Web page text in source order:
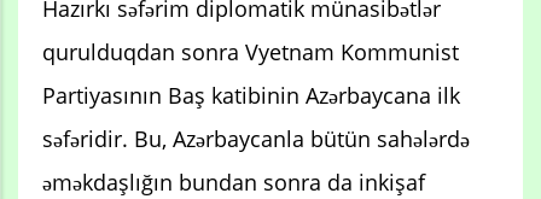
Hazırkı səfərim diplomatik münasibətlər
qurulduqdan sonra Vyetnam Kommunist
Partiyasının Baş katibinin Azərbaycana ilk
səfəridir. Bu, Azərbaycanla bütün sahələrdə
əməkdaşlığın bundan sonra da inkişaf